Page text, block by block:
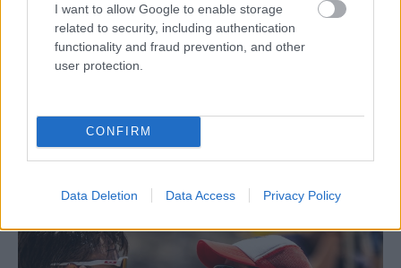
I want to allow Google to enable storage
related to security, including authentication
functionality and fraud prevention, and other
user protection.
CONFIRM
Data Deletion Data Access Privacy Policy
Aκολουθήστε μας
παντού…